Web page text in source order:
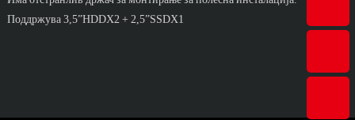
Поддржува 3,5”HDDX2 + 2,5”SSDX1